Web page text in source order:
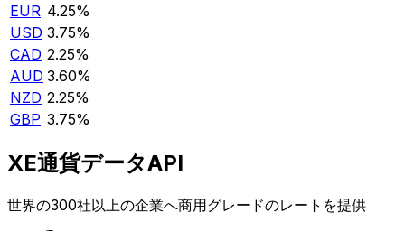
EUR 4.25%
USD 3.75%
CAD 2.25%
AUD 3.60%
NZD 2.25%
GBP 3.75%
XE通貨データAPI
世界の300社以上の企業へ商用グレードのレートを提供